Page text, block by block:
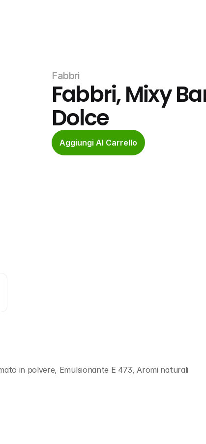
Fabbri
Fabbri, Mixy
Dolce
Aggiungi Al Carrello
in polvere, Emulsionante E 473, Aromi naturali